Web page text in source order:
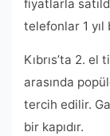
fiyatlarla
telefonlar 1
Kıbrıs’ta 2.
arasında
tercih edilir.
bir kapıdır.